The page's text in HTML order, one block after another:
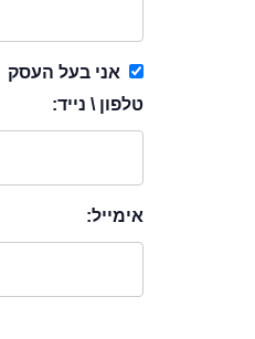
אני בעל העסק
טלפון \ נייד:
אימייל: